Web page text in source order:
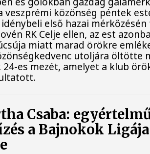
közönség péntek
első hazai
RK Celje ellen, az est
miatt marad örökre
utoljára öltötte
24-es mezét, amelyet a klub
Csaba:
a Bajnokok